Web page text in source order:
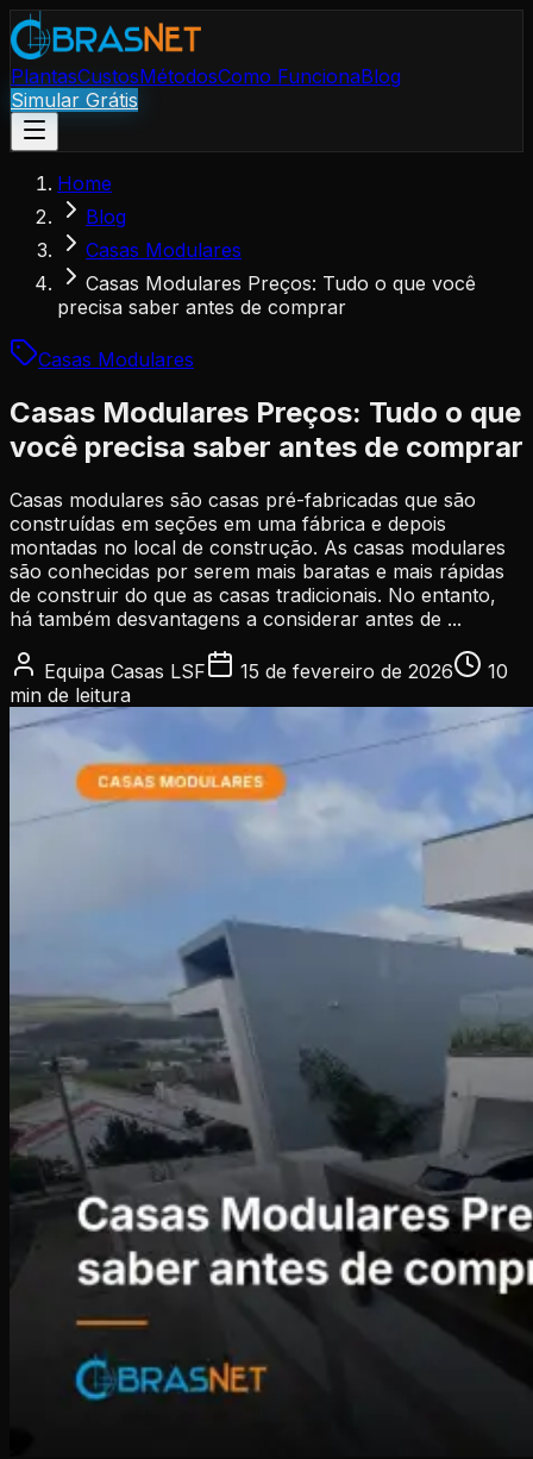
PlantasCustosMétodosComo FuncionaBlog
Simular Grátis
Home
Blog
Casas Modulares
Casas Modulares Preços: Tudo o que você
precisa saber antes de comprar
Casas Modulares
Casas Modulares Preços: Tudo o que
você precisa saber antes de comprar
Casas modulares são casas pré-fabricadas que são
construídas em seções em uma fábrica e depois
montadas no local de construção. As casas modulares
são conhecidas por serem mais baratas e mais rápidas
de construir do que as casas tradicionais. No entanto,
há também desvantagens a considerar antes de ...
Equipa Casas LSF 15 de fevereiro de 2026
10
min de leitura